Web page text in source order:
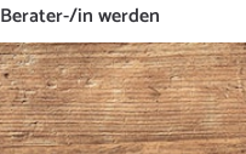
Berater-/in werden